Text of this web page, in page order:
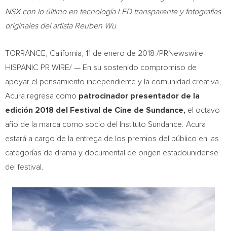
NSX con lo último en tecnología LED transparente y fotografías
originales del artista Reuben Wu
TORRANCE, California , 11 de enero de 2018 /PRNewswire-
HISPANIC PR WIRE/ — En su sostenido compromiso de
apoyar el pensamiento independiente y la comunidad creativa,
Acura regresa como patrocinador presentador de la
edición 2018 del Festival de Cine de Sundance, el octavo
año de la marca como socio del Instituto Sundance. Acura
estará a cargo de la entrega de los premios del público en las
categorías de drama y documental de origen estadounidense
del festival.